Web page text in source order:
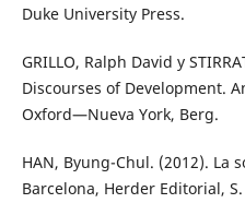
Duke University Press.
GRILLO, Ralph David y
Discourses of Development.
Oxford—Nueva York, Berg.
HAN, Byung-Chul. (2012). La
Barcelona, Herder Editorial, S.